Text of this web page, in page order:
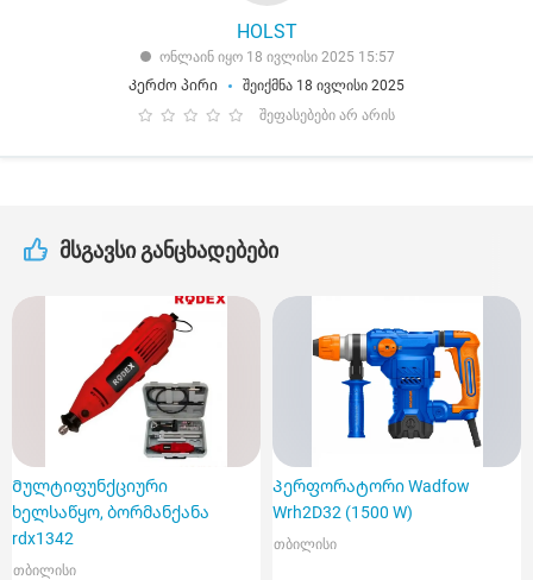
HOLST
ონლაინ იყო 18 ივლისი 2025 15:57
Კერძო პირი
შეიქმნა 18 ივლისი 2025
შეფასებები არ არის
მსგავსი განცხადებები
Მულტიფუნქციური
ხელსაწყო, ბორმანქანა
rdx1342
თბილისი
Პერფორატორი Wadfow
Wrh2D32 (1500 W)
თბილისი